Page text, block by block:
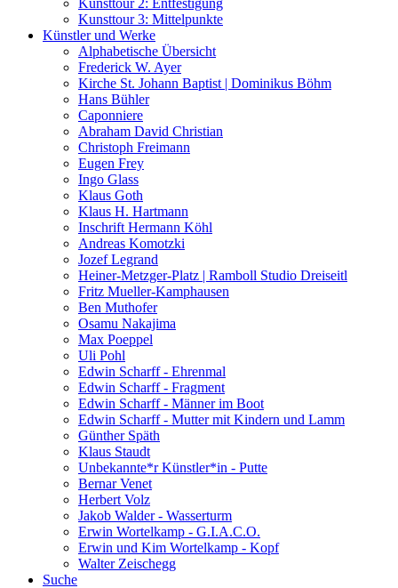
Kunsttour 2: Entfestigung
Kunsttour 3: Mittelpunkte
Künstler und Werke
Alphabetische Übersicht
Frederick W. Ayer
Kirche St. Johann Baptist | Dominikus Böhm
Hans Bühler
Caponniere
Abraham David Christian
Christoph Freimann
Eugen Frey
Ingo Glass
Klaus Goth
Klaus H. Hartmann
Inschrift Hermann Köhl
Andreas Komotzki
Jozef Legrand
Heiner-Metzger-Platz | Ramboll Studio Dreiseitl
Fritz Mueller-Kamphausen
Ben Muthofer
Osamu Nakajima
Max Poeppel
Uli Pohl
Edwin Scharff - Ehrenmal
Edwin Scharff - Fragment
Edwin Scharff - Männer im Boot
Edwin Scharff - Mutter mit Kindern und Lamm
Günther Späth
Klaus Staudt
Unbekannte*r Künstler*in - Putte
Bernar Venet
Herbert Volz
Jakob Walder - Wasserturm
Erwin Wortelkamp - G.I.A.C.O.
Erwin und Kim Wortelkamp - Kopf
Walter Zeischegg
Suche